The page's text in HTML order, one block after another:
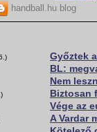
handball.hu blog
Győztek
BL:
Nem
Biztosan
Vége az
A Vardar